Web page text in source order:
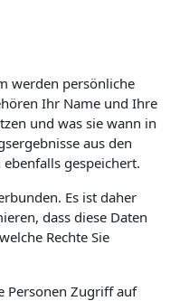
werden persönliche
Ihr Name und Ihre
und was sie wann in
aus den
gespeichert.
Es ist daher
dass diese Daten
Rechte Sie
Personen Zugriff auf